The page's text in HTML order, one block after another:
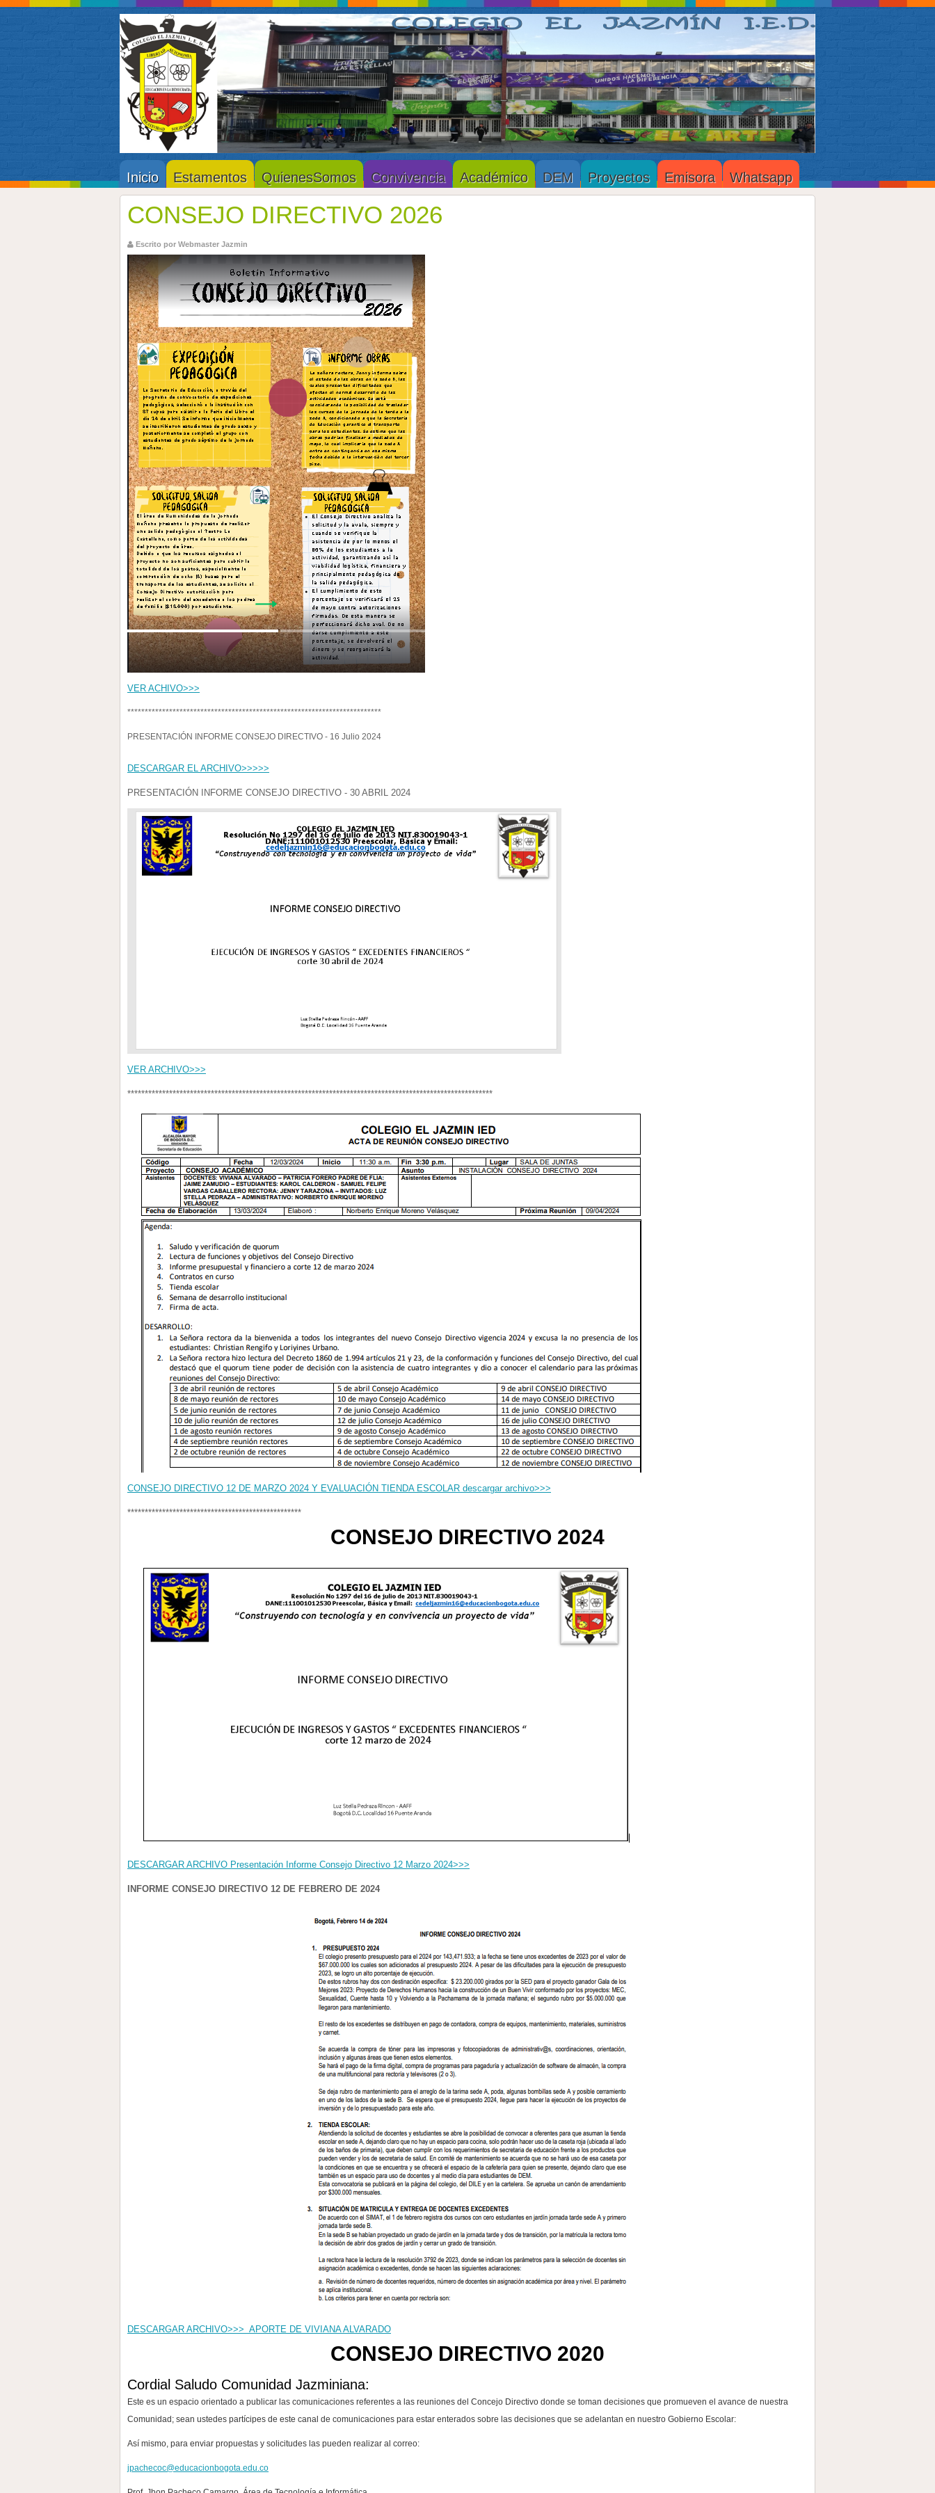
Inicio Estamentos QuienesSomos Convivencia Académico DEM Proyectos Emisora Whatsapp
CONSEJO DIRECTIVO 2026
Escrito por Webmaster Jazmin
VER ACHIVO>>>
*************************************************************************
PRESENTACIÓN INFORME CONSEJO DIRECTIVO - 16 Julio 2024
DESCARGAR EL ARCHIVO>>>>>
PRESENTACIÓN INFORME CONSEJO DIRECTIVO - 30 ABRIL 2024
VER ARCHIVO>>>
*********************************************************************************************************
CONSEJO DIRECTIVO 12 DE MARZO 2024 Y EVALUACIÓN TIENDA ESCOLAR descargar archivo>>>
**************************************************
CONSEJO DIRECTIVO 2024
DESCARGAR ARCHIVO Presentación Informe Consejo Directivo 12 Marzo 2024>>>
INFORME CONSEJO DIRECTIVO 12 DE FEBRERO DE 2024
DESCARGAR ARCHIVO>>> APORTE DE VIVIANA ALVARADO
CONSEJO DIRECTIVO 2020
Cordial Saludo Comunidad Jazminiana:
Este es un espacio orientado a publicar las comunicaciones referentes a las reuniones del Concejo Directivo donde se toman decisiones que promueven el avance de nuestra
Comunidad; sean ustedes partícipes de este canal de comunicaciones para estar enterados sobre las decisiones que se adelantan en nuestro Gobierno Escolar:
Así mismo, para enviar propuestas y solicitudes las pueden realizar al correo:
jpachecoc@educacionbogota.edu.co